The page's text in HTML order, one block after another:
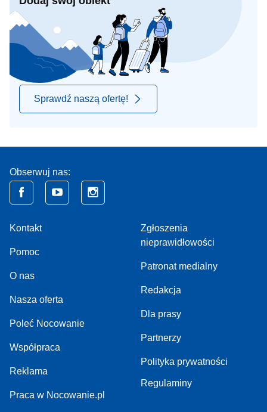
Sprawdź naszą ofertę!
Obserwuj nas:
Kontakt
Pomoc
O nas
Nasza oferta
Poleć Nocowanie
Współpraca
Reklama
Praca w Nocowanie.pl
Zgłoszenia
nieprawidłowości
Patronat medialny
Redakcja
Dla prasy
Partnerzy
Polityka prywatności
Regulaminy